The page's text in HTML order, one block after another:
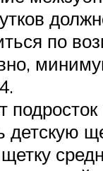
по
детскую